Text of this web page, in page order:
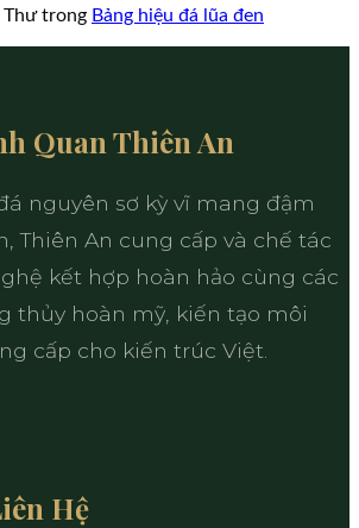
Thưtrong Bảng hiệu đá lũa đen
Quan Thiên An
nguyên sơ kỳ vĩ mang đậm
Thiên An cung cấp và chế tác
kết hợp hoàn hảo cùng các
thủy hoàn mỹ, kiến tạo môi
cấp cho kiến trúc Việt.
Hệ